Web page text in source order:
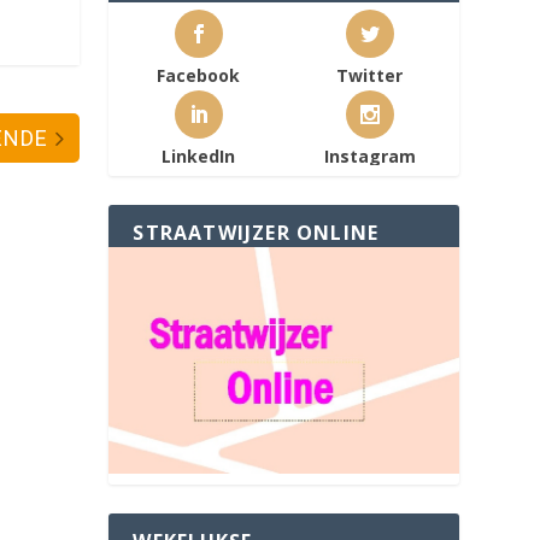
Facebook Twitter
LinkedIn Instagram
STRAATWIJZER ONLINE